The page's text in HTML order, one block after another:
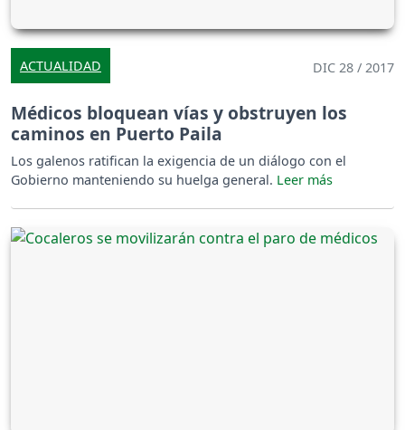
ACTUALIDAD DIC 28 / 2017
Médicos bloquean vías y obstruyen los
caminos en Puerto Paila
Los galenos ratifican la exigencia de un diálogo con el
Gobierno manteniendo su huelga general.